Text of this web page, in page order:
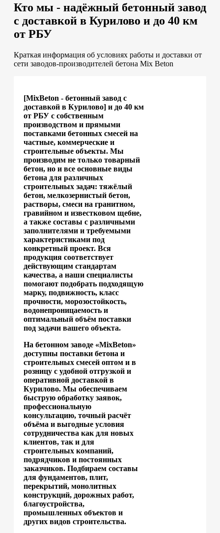
Кто мы - надёжный бетонный завод
с доставкой в Курилово и до 40 км
от РБУ
Краткая информация об условиях работы и доставки от
сети заводов-производителей бетона Mix Beton
[MixBeton - бетонный завод с
доставкой в Курилово] и до 40 км
от РБУ с собственным
производством и прямыми
поставками бетонных смесей на
частные, коммерческие и
строительные объекты. Мы
производим не только товарный
бетон, но и все основные виды
бетона для различных
строительных задач: тяжёлый
бетон, мелкозернистый бетон,
растворы, смеси на гранитном,
гравийном и известковом щебне,
а также составы с различными
заполнителями и требуемыми
характеристиками под
конкретный проект. Вся
продукция соответствует
действующим стандартам
качества, а наши специалисты
помогают подобрать подходящую
марку, подвижность, класс
прочности, морозостойкость,
водонепроницаемость и
оптимальный объём поставки
под задачи вашего объекта.
На бетонном заводе «MixBeton»
доступны поставки бетона и
строительных смесей оптом и в
розницу с удобной отгрузкой и
оперативной доставкой в
Курилово. Мы обеспечиваем
быструю обработку заявок,
профессиональную
консультацию, точный расчёт
объёма и выгодные условия
сотрудничества как для новых
клиентов, так и для
строительных компаний,
подрядчиков и постоянных
заказчиков. Подбираем составы
для фундаментов, плит,
перекрытий, монолитных
конструкций, дорожных работ,
благоустройства,
промышленных объектов и
других видов строительства.